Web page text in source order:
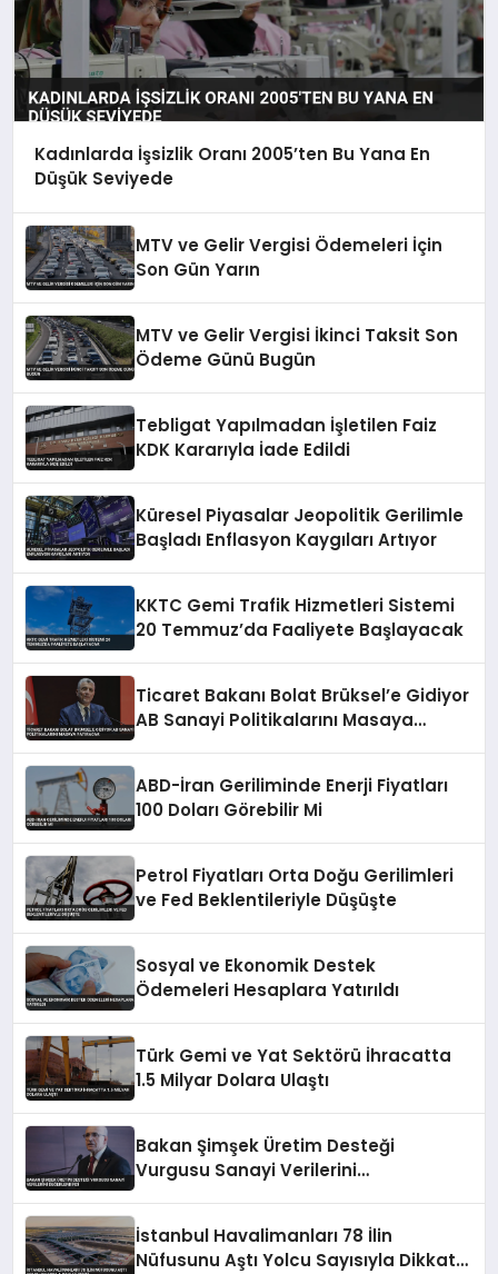
Kadınlarda İşsizlik Oranı 2005’ten Bu Yana En
Düşük Seviyede
MTV ve Gelir Vergisi Ödemeleri İçin
Son Gün Yarın
MTV ve Gelir Vergisi İkinci Taksit Son
Ödeme Günü Bugün
Tebligat Yapılmadan İşletilen Faiz
KDK Kararıyla İade Edildi
Küresel Piyasalar Jeopolitik Gerilimle
Başladı Enflasyon Kaygıları Artıyor
KKTC Gemi Trafik Hizmetleri Sistemi
20 Temmuz’da Faaliyete Başlayacak
Ticaret Bakanı Bolat Brüksel’e Gidiyor
AB Sanayi Politikalarını Masaya
ABD-İran Geriliminde Enerji Fiyatları
100 Doları Görebilir Mi
Petrol Fiyatları Orta Doğu Gerilimleri
ve Fed Beklentileriyle Düşüşte
Sosyal ve Ekonomik Destek
Ödemeleri Hesaplara Yatırıldı
Türk Gemi ve Yat Sektörü İhracatta
1.5 Milyar Dolara Ulaştı
Bakan Şimşek Üretim Desteği
Vurgusu Sanayi Verilerini
İstanbul Havalimanları 78 İlin
Nüfusunu Aştı Yolcu Sayısıyla Dikkat